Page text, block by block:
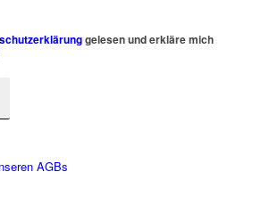
gelesen und erkläre mich
AGBs